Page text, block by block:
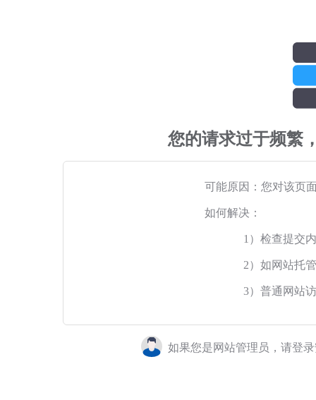
您的请求过于频繁
可能原因：您对该页
如何解决：
1）检查提交
2）如网站托
3）普通网站
如果您是网站管理员，请登